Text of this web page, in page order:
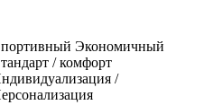
Экономичный
/ комфорт
/